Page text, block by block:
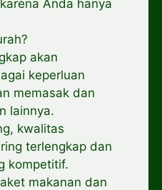
Anda hanya
akan
keperluan
memasak dan
lainnya.
kwalitas
terlengkap dan
kompetitif.
makanan dan